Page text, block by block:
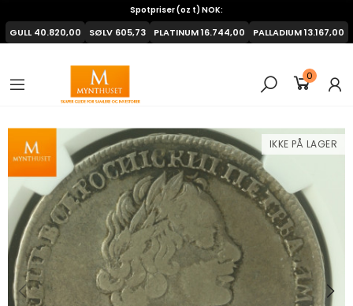
0
Spotpriser (oz t) NOK:
GULL40.820,00 SØLV 605,73 PLATINUM16.744,00 PALLADIUM13.167,00
IKKE PÅ LAGER